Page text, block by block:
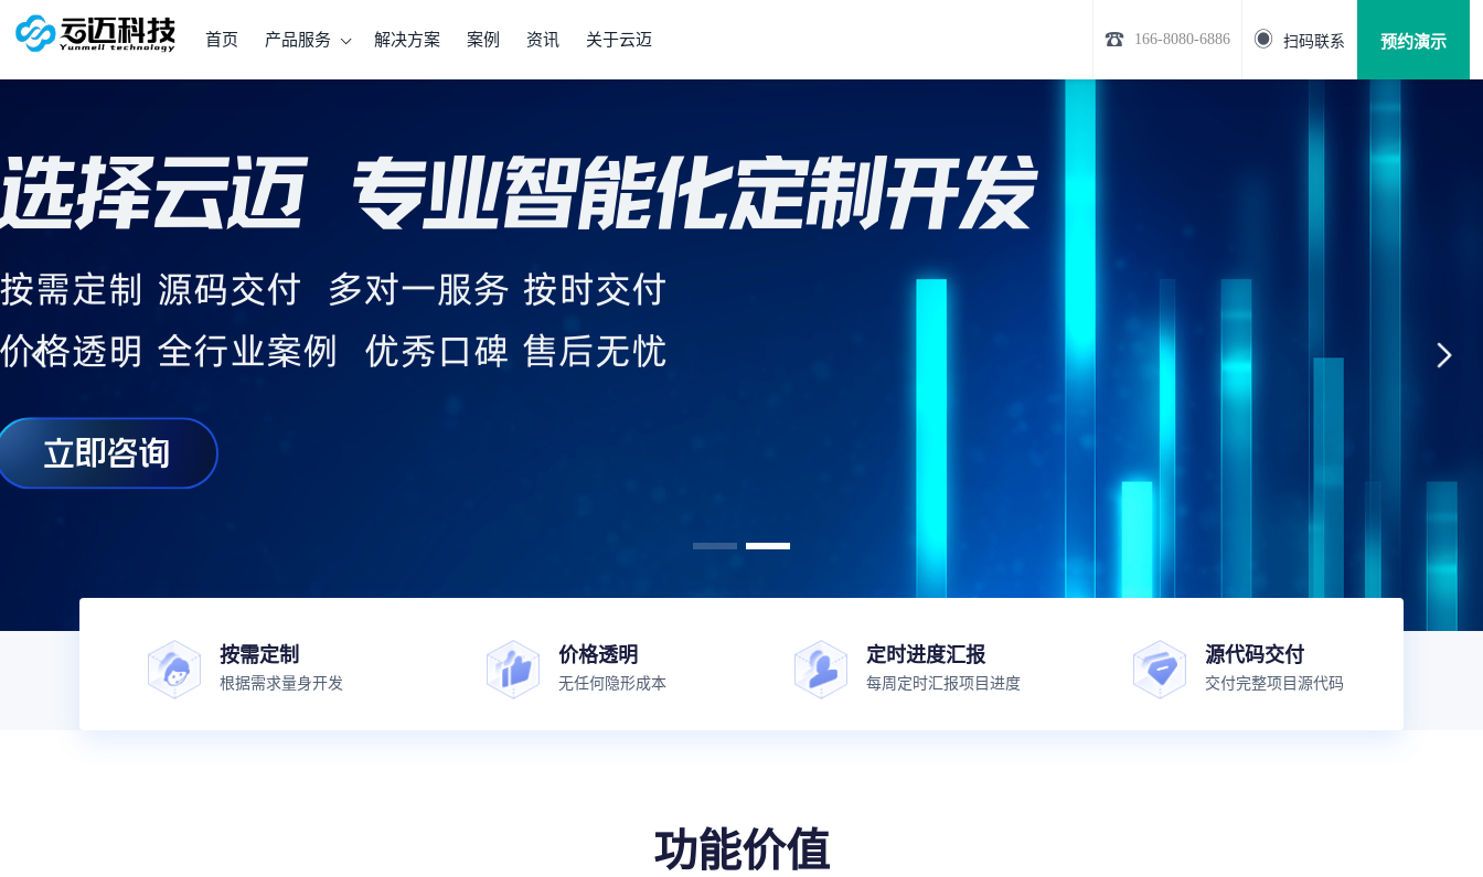
首页 产品服务 解决方案 案例 资讯 关于云迈 ☎ 166-8080-6886 ◉ 扫码联系 预约演示
按需定制
根据需求量身开发
价格透明
无任何隐形成本
定时进度汇报
每周定时汇报项目进度
源代码交付
交付完整项目源代码
功能价值